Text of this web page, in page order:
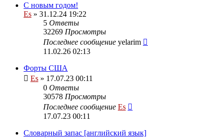
С новым годом!
Es » 31.12.24 19:22
5 Ответы
32269 Просмотры
Последнее сообщение yelarim
11.02.26 02:13
Форты США
Es » 17.07.23 00:11
0 Ответы
30578 Просмотры
Последнее сообщение Es
17.07.23 00:11
Словарный запас [английский язык]